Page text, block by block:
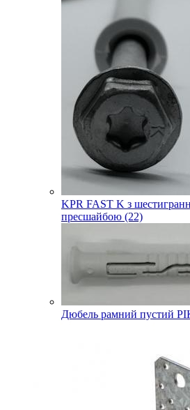
KPR FAST K з
пресшайбою (22)
Дюбель рамний пустий